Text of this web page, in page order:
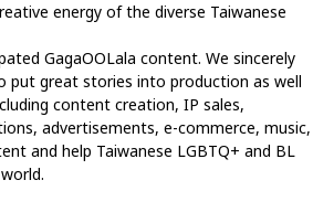
energy of the diverse Taiwanese
GagaOOLala content. We sincerely
put great stories into production as well
content creation, IP sales,
advertisements, e-commerce, music,
and help Taiwanese LGBTQ+ and BL